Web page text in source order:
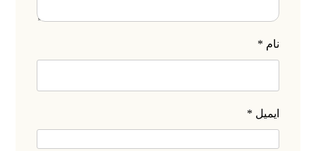
نام *
ایمیل *